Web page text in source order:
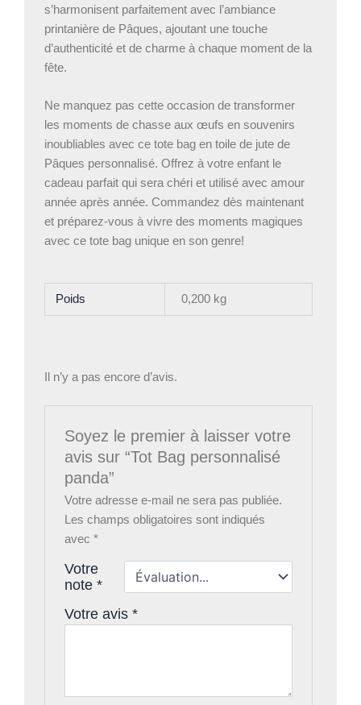
s’harmonisent parfaitement avec l’ambiance
printanière de Pâques, ajoutant une touche
d’authenticité et de charme à chaque moment de la
fête.
Ne manquez pas cette occasion de transformer
les moments de chasse aux œufs en souvenirs
inoubliables avec ce tote bag en toile de jute de
Pâques personnalisé. Offrez à votre enfant le
cadeau parfait qui sera chéri et utilisé avec amour
année après année. Commandez dès maintenant
et préparez-vous à vivre des moments magiques
avec ce tote bag unique en son genre!
Poids 0,200 kg
Il n’y a pas encore d’avis.
Soyez le premier à laisser votre
avis sur “Tot Bag personnalisé
panda”
Votre adresse e-mail ne sera pas publiée.
Les champs obligatoires sont indiqués
avec*
Votre
note*
Votre avis*